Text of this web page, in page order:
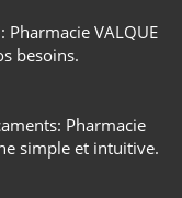
Pharmacie VALQUE
besoins.
Pharmacie
simple et intuitive.